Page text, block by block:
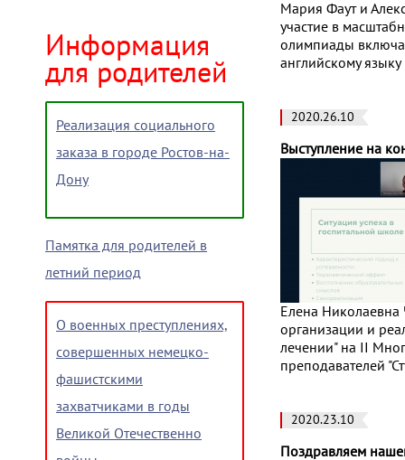
Информация
для родителей
Реализация социального
заказа в городе Ростов-на-
Дону
Памятка для родителей в
летний период
О военных преступлениях,
совершенных немецко-
фашистскими
захватчиками в годы
Великой Отечественно
Мария Фаут и
участие в
олимпиады
английскому
2020.26.10
Выступление на
Елена Николаевна
организации и
лечении" на II
преподавателей
2020.23.10
Поздравляем